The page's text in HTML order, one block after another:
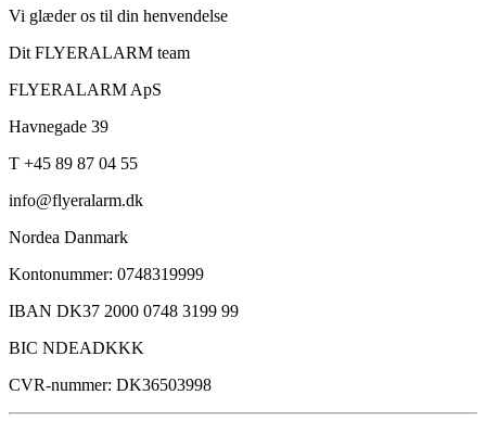
Vi glæder os til din henvendelse
Dit FLYERALARM team
FLYERALARM ApS
Havnegade 39
T +45 89 87 04 55
info@flyeralarm.dk
Nordea Danmark
Kontonummer: 0748319999
IBAN DK37 2000 0748 3199 99
BIC NDEADKKK
CVR-nummer: DK36503998